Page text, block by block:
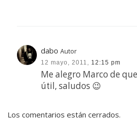
dabo Autor
12 mayo, 2011, 12:15 pm
Me alegro Marco de
útil, saludos 😉
Los comentarios están cerrados.